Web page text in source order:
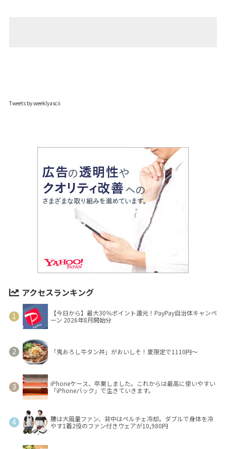
Tweets by weeklyascii
アクセスランキング
【今日から】最大30％ポイント還元！PayPay自治体キャンペ
ーン 2026年8月開始分
「鬼おろし牛タン丼」がおいしそ！夏限定で1110円～
iPhoneケース、卒業しました。これからは最高に使いやすい
「iPhoneバック」で生きていきます。
腰は大風量ファン、背中はペルチェ冷却。ダブルで身体を冷
やす1着2役のファン付きウェアが10,980円